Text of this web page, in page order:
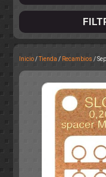
Inicio/Tienda / Recambios /